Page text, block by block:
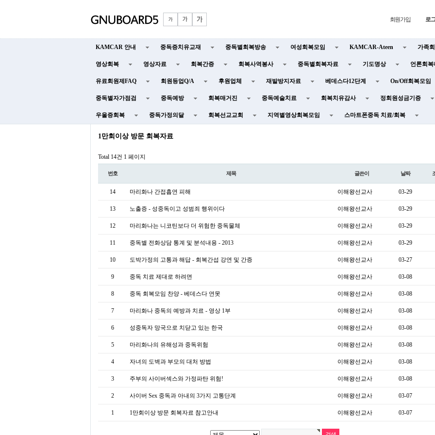
회원가입 로
KAMCAR 안내 중독증치유교재 중독별회복방송 여성회복모임 KAMCAR-Ateen 가족
영상회복 영상자료 회복간증 회복사역봉사 중독별회복자료 기도명상 언론회복
유료회원제FAQ 회원등업Q/A 후원업체 재발방지자료 베데스다12단계 On/Off회복모임
중독별자가점검 중독예방 회복매거진 중독예술치료 회복치유감사 정회원성금기증
우울증회복 중독가정의달 회복선교교회 지역별영상회복모임 스마트폰중독 치료/회복
1만회이상 방문 회복자료
Total 14건 1 페이지
번호 제목 글쓴이 날짜
14 마리화나 간접흡연 피해 이해왕선교사 03-29
13 노출증 - 성중독이고 성범죄 행위이다 이해왕선교사 03-29
12 마리화나는 니코틴보다 더 위험한 중독물체 이해왕선교사 03-29
11 중독별 전화상담 통계 및 분석내용 - 2013 이해왕선교사 03-29
10 도박가정의 고통과 해답 - 회복간섭 강연 및 간증 이해왕선교사 03-27
9 중독 치료 제대로 하려면 이해왕선교사 03-08
8 중독 회복모임 찬양 - 베데스다 연못 이해왕선교사 03-08
7 마리화나 중독의 예방과 치료 - 영상 1부 이해왕선교사 03-08
6 성중독자 망국으로 치닫고 있는 한국 이해왕선교사 03-08
5 마리화나의 유해성과 중독위험 이해왕선교사 03-08
4 자녀의 도벽과 부모의 대처 방법 이해왕선교사 03-08
3 주부의 사이버섹스와 가정파탄 위험! 이해왕선교사 03-08
2 사이버 Sex 중독과 아내의 3가지 고통단계 이해왕선교사 03-07
1 1만회이상 방문 회복자료 참고안내 이해왕선교사 03-07